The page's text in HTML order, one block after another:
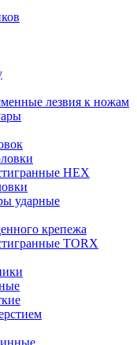
лезвия к ножам
HEX
ударные
крепежа
TORX